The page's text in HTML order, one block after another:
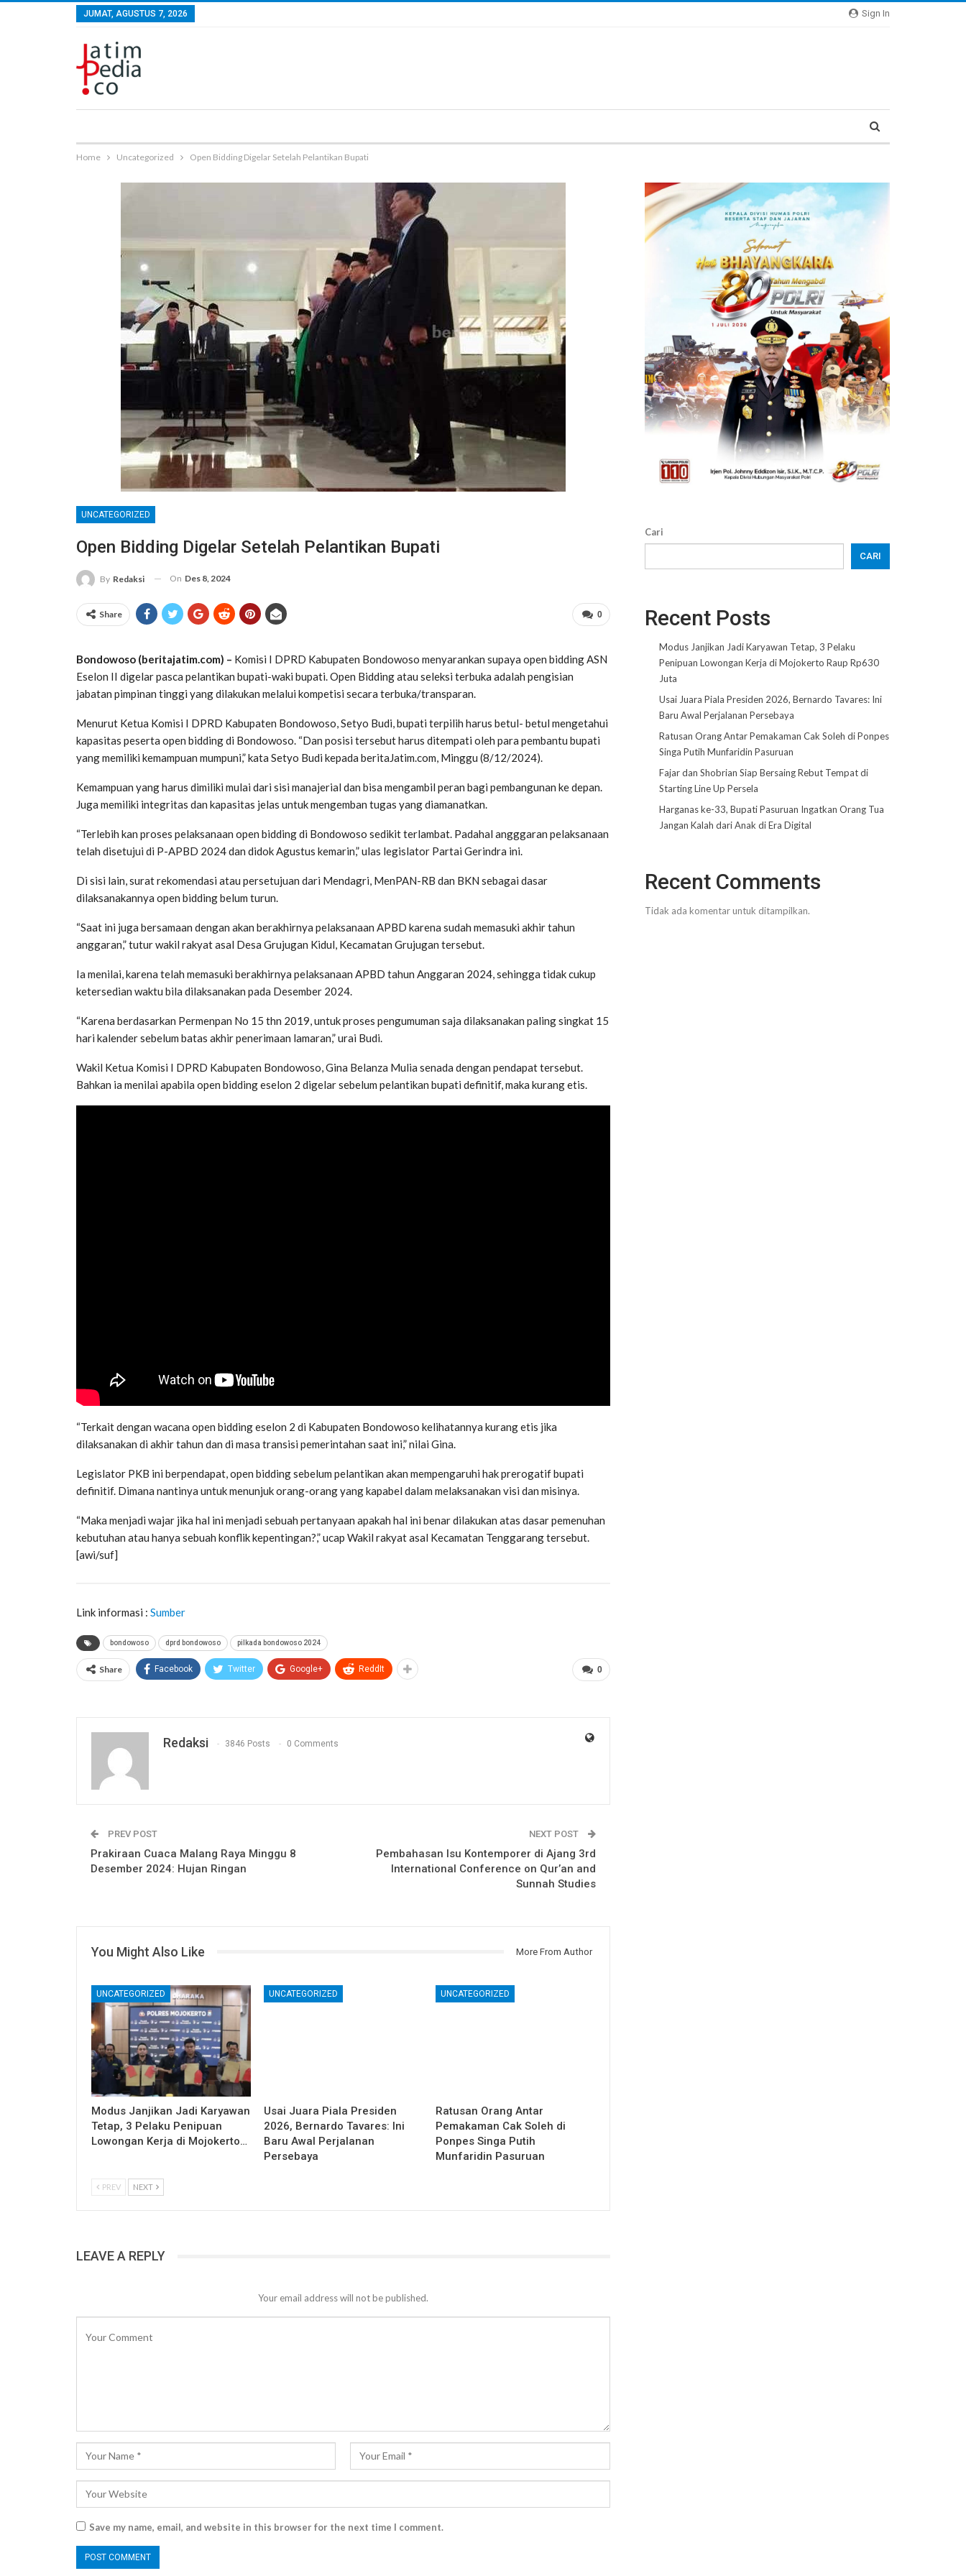
Sign In
JUMAT, AGUSTUS 7, 2026
Home Uncategorized Open Bidding Digelar Setelah Pelantikan Bupati
UNCATEGORIZED
Open Bidding Digelar Setelah Pelantikan Bupati
By Redaksi On Des 8, 2024
0
Share
Bondowoso (beritajatim.com) – Komisi I DPRD Kabupaten Bondowoso menyarankan supaya open bidding ASN
Eselon II digelar pasca pelantikan bupati-waki bupati. Open Bidding atau seleksi terbuka adalah pengisian
jabatan pimpinan tinggi yang dilakukan melalui kompetisi secara terbuka/transparan.
Menurut Ketua Komisi I DPRD Kabupaten Bondowoso, Setyo Budi, bupati terpilih harus betul- betul mengetahui
kapasitas peserta open bidding di Bondowoso. “Dan posisi tersebut harus ditempati oleh para pembantu bupati
yang memiliki kemampuan mumpuni,” kata Setyo Budi kepada beritaJatim.com, Minggu (8/12/2024).
Kemampuan yang harus dimiliki mulai dari sisi manajerial dan bisa mengambil peran bagi pembangunan ke depan.
Juga memiliki integritas dan kapasitas jelas untuk mengemban tugas yang diamanatkan.
“Terlebih kan proses pelaksanaan open bidding di Bondowoso sedikit terlambat. Padahal angggaran pelaksanaan
telah disetujui di P-APBD 2024 dan didok Agustus kemarin,” ulas legislator Partai Gerindra ini.
Di sisi lain, surat rekomendasi atau persetujuan dari Mendagri, MenPAN-RB dan BKN sebagai dasar
dilaksanakannya open bidding belum turun.
“Saat ini juga bersamaan dengan akan berakhirnya pelaksanaan APBD karena sudah memasuki akhir tahun
anggaran,” tutur wakil rakyat asal Desa Grujugan Kidul, Kecamatan Grujugan tersebut.
Ia menilai, karena telah memasuki berakhirnya pelaksanaan APBD tahun Anggaran 2024, sehingga tidak cukup
ketersedian waktu bila dilaksanakan pada Desember 2024.
“Karena berdasarkan Permenpan No 15 thn 2019, untuk proses pengumuman saja dilaksanakan paling singkat 15
hari kalender sebelum batas akhir penerimaan lamaran,” urai Budi.
Wakil Ketua Komisi I DPRD Kabupaten Bondowoso, Gina Belanza Mulia senada dengan pendapat tersebut.
Bahkan ia menilai apabila open bidding eselon 2 digelar sebelum pelantikan bupati definitif, maka kurang etis.
“Terkait dengan wacana open bidding eselon 2 di Kabupaten Bondowoso kelihatannya kurang etis jika
dilaksanakan di akhir tahun dan di masa transisi pemerintahan saat ini,” nilai Gina.
Legislator PKB ini berpendapat, open bidding sebelum pelantikan akan mempengaruhi hak prerogatif bupati
definitif. Dimana nantinya untuk menunjuk orang-orang yang kapabel dalam melaksanakan visi dan misinya.
“Maka menjadi wajar jika hal ini menjadi sebuah pertanyaan apakah hal ini benar dilakukan atas dasar pemenuhan
kebutuhan atau hanya sebuah konflik kepentingan?,” ucap Wakil rakyat asal Kecamatan Tenggarang tersebut.
[awi/suf]
Link informasi : Sumber
bondowoso dprd bondowoso pilkada bondowoso 2024
0
Share Facebook Twitter Google+ ReddIt
Redaksi 3846 Posts 0 Comments
PREV POST
Prakiraan Cuaca Malang Raya Minggu 8
Desember 2024: Hujan Ringan
NEXT POST
Pembahasan Isu Kontemporer di Ajang 3rd
International Conference on Qur’an and
Sunnah Studies
You Might Also Like More From Author
UNCATEGORIZED
Modus Janjikan Jadi Karyawan
Tetap, 3 Pelaku Penipuan
Lowongan Kerja di Mojokerto…
UNCATEGORIZED
Usai Juara Piala Presiden
2026, Bernardo Tavares: Ini
Baru Awal Perjalanan
Persebaya
UNCATEGORIZED
Ratusan Orang Antar
Pemakaman Cak Soleh di
Ponpes Singa Putih
Munfaridin Pasuruan
PREV NEXT
LEAVE A REPLY
Your email address will not be published.
Save my name, email, and website in this browser for the next time I comment.
Cari
CARI
Recent Posts
Modus Janjikan Jadi Karyawan Tetap, 3 Pelaku
Penipuan Lowongan Kerja di Mojokerto Raup Rp630
Juta
Usai Juara Piala Presiden 2026, Bernardo Tavares: Ini
Baru Awal Perjalanan Persebaya
Ratusan Orang Antar Pemakaman Cak Soleh di Ponpes
Singa Putih Munfaridin Pasuruan
Fajar dan Shobrian Siap Bersaing Rebut Tempat di
Starting Line Up Persela
Harganas ke-33, Bupati Pasuruan Ingatkan Orang Tua
Jangan Kalah dari Anak di Era Digital
Recent Comments
Tidak ada komentar untuk ditampilkan.